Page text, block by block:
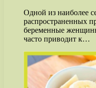
Одной из наиболее
распространенных
беременные
часто приводит к…